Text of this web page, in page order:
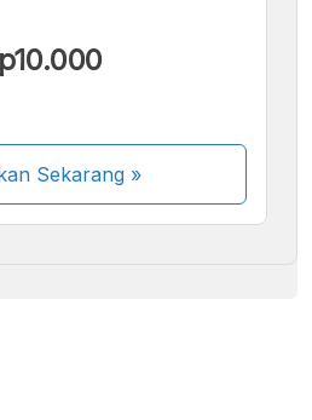
Sekarang»
pembayaran berikut:
pembayaran masih dalam